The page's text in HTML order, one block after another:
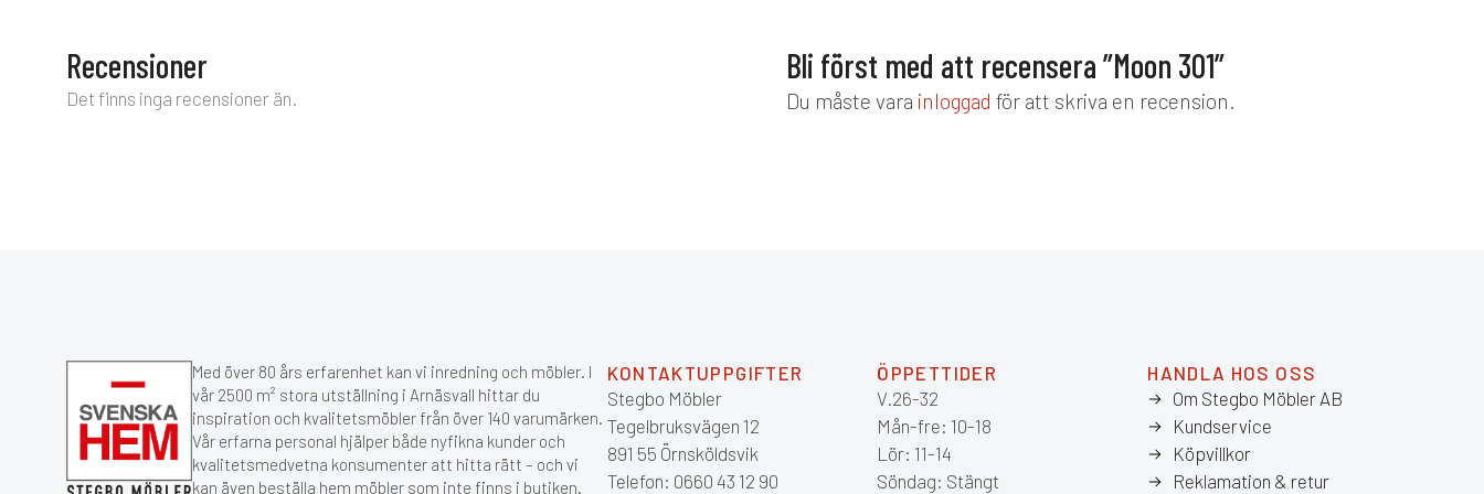
Recensioner
Det finns inga recensioner än.
Bli först med att recensera ”Moon 301”
Du måste vara inloggad för att skriva en recension.
Med över 80 års erfarenhet kan vi inredning och möbler. I
vår 2500 m² stora utställning i Arnäsvall hittar du
inspiration och kvalitetsmöbler från över 140 varumärken.
Vår erfarna personal hjälper både nyfikna kunder och
kvalitetsmedvetna konsumenter att hitta rätt – och vi
kan även beställa hem möbler som inte finns i butiken.
KONTAKTUPPGIFTER
Stegbo Möbler
Tegelbruksvägen 12
891 55 Örnsköldsvik
Telefon: 0660 43 12 90
ÖPPETTIDER
V.26-32
Mån-fre: 10-18
Lör: 11-14
Söndag: Stängt
HANDLA HOS OSS
Om Stegbo Möbler AB
Kundservice
Köpvillkor
Reklamation & retur